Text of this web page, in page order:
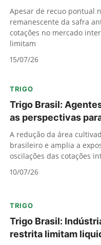
Apesar de recuo pontual
remanescente da safra
cotações no mercado
limitam
15/07/26
TRIGO
Trigo Brasil:
as perspectivas
A redução da área
brasileiro e amplia a
oscilações das cotações
10/07/26
TRIGO
Trigo Brasil:
restrita limitam